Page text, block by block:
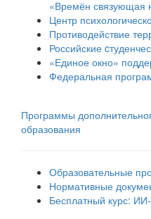
«Времён связующая
Центр
Противодействие
Российские
«Единое окно»
Федеральная
Программы
образования
Образовательные
Нормативные
Бесплатный курс: